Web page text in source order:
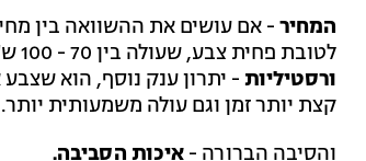
המחיר - אם עושים את ההשוואה בין
לטובת פחית צבע, שעולה בין 70 - 100 ש"ח.
ורסטיליות - יתרון ענק נוסף, הוא
קצת יותר זמן וגם עולה משמעותית יותר.
והסיבה הברורה - איכות הסביבה.